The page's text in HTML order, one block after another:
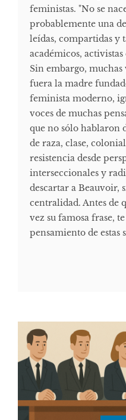
feministas. "No se
probablemente una
leídas, compartidas y
académicos,
Sin embargo, muchas
fuera la madre
feminista moderno,
voces de muchas
que no sólo hablaron
de raza, clase,
resistencia desde
interseccionales y
descartar a Beauvoir,
centralidad. Antes de
vez su famosa frase,
pensamiento de estas